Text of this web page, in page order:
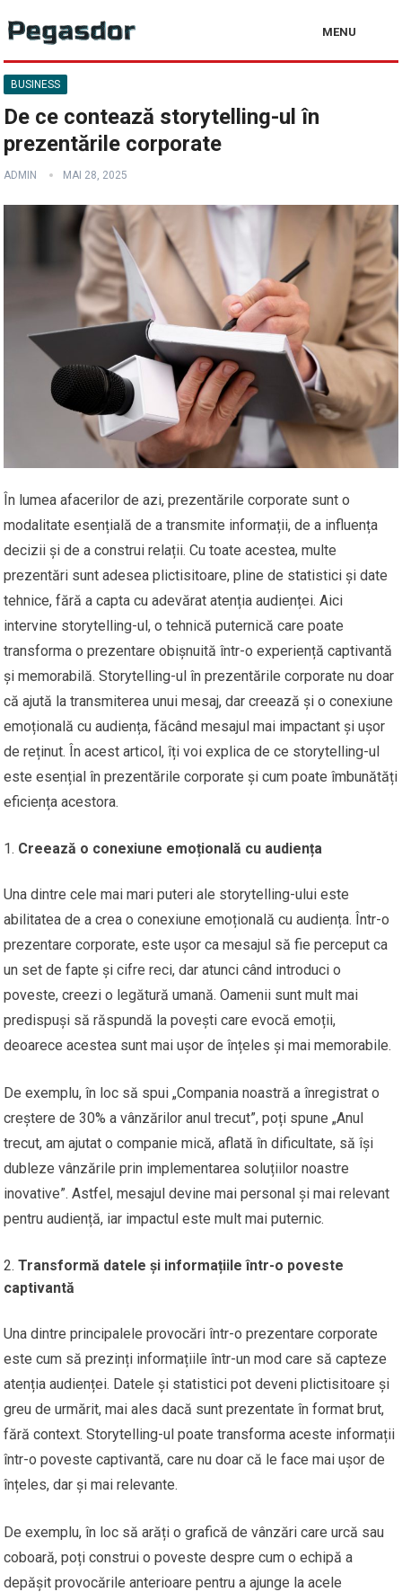
MENU
BUSINESS
De ce contează storytelling-ul în
prezentările corporate
ADMIN MAI 28, 2025
În lumea afacerilor de azi, prezentările corporate sunt o
modalitate esențială de a transmite informații, de a influența
decizii și de a construi relații. Cu toate acestea, multe
prezentări sunt adesea plictisitoare, pline de statistici și date
tehnice, fără a capta cu adevărat atenția audienței. Aici
intervine storytelling-ul, o tehnică puternică care poate
transforma o prezentare obișnuită într-o experiență captivantă
și memorabilă. Storytelling-ul în prezentările corporate nu doar
că ajută la transmiterea unui mesaj, dar creează și o conexiune
emoțională cu audiența, făcând mesajul mai impactant și ușor
de reținut. În acest articol, îți voi explica de ce storytelling-ul
este esențial în prezentările corporate și cum poate îmbunătăți
eficiența acestora.
Creează o conexiune emoțională cu audiența
Una dintre cele mai mari puteri ale storytelling-ului este
abilitatea de a crea o conexiune emoțională cu audiența. Într-o
prezentare corporate, este ușor ca mesajul să fie perceput ca
un set de fapte și cifre reci, dar atunci când introduci o
poveste, creezi o legătură umană. Oamenii sunt mult mai
predispuși să răspundă la povești care evocă emoții,
deoarece acestea sunt mai ușor de înțeles și mai memorabile.
De exemplu, în loc să spui „Compania noastră a înregistrat o
creștere de 30% a vânzărilor anul trecut”, poți spune „Anul
trecut, am ajutat o companie mică, aflată în dificultate, să își
dubleze vânzările prin implementarea soluțiilor noastre
inovative”. Astfel, mesajul devine mai personal și mai relevant
pentru audiență, iar impactul este mult mai puternic.
Transformă datele și informațiile într-o poveste
captivantă
Una dintre principalele provocări într-o prezentare corporate
este cum să prezinți informațiile într-un mod care să capteze
atenția audienței. Datele și statistici pot deveni plictisitoare și
greu de urmărit, mai ales dacă sunt prezentate în format brut,
fără context. Storytelling-ul poate transforma aceste informații
într-o poveste captivantă, care nu doar că le face mai ușor de
înțeles, dar și mai relevante.
De exemplu, în loc să arăți o grafică de vânzări care urcă sau
coboară, poți construi o poveste despre cum o echipă a
depășit provocările anterioare pentru a ajunge la acele